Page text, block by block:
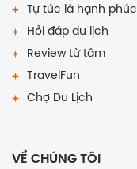
Tự túc là hạnh phúc
Hỏi đáp du lịch
Review từ tâm
TravelFun
Chợ Du Lịch
VỀ CHÚNG TÔI